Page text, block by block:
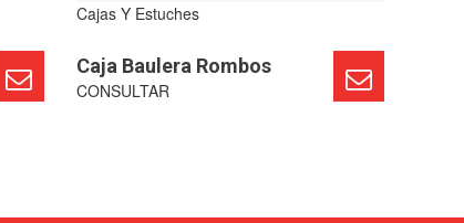
Cajas Y Estuches
Caja Baulera Rombos
CONSULTAR